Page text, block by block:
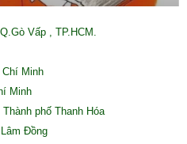
Vấp , TP.HCM.
Minh
Minh
phố Thanh Hóa
Đồng